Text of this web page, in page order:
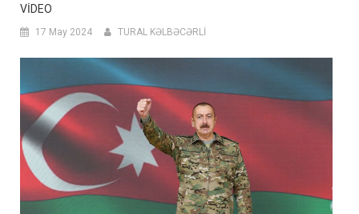
VİDEO
17 May 2024 TURAL KƏLBƏCƏRLİ